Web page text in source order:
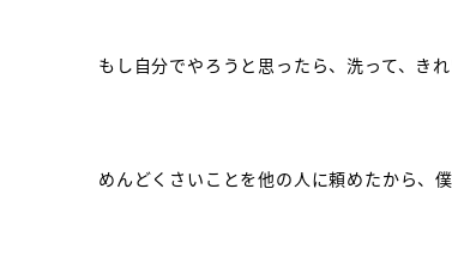
もし自分でやろうと思ったら、洗って、き
めんどくさいことを他の人に頼めたから、